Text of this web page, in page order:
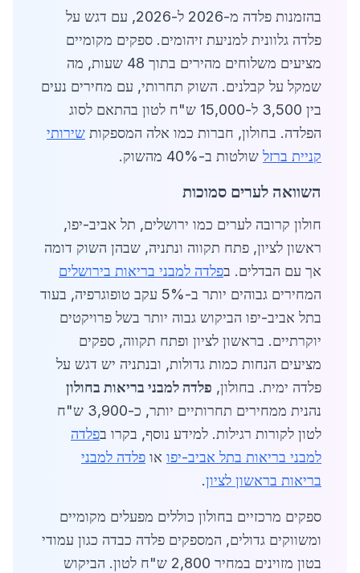
בהזמנות פלדה מ-2026 ל-2026, עם דגש על
פלדה גלוונית למניעת זיהומים. ספקים מקומיים
מציעים משלוחים מהירים בתוך 48 שעות, מה
שמקל על קבלנים. השוק תחרותי, עם מחירים נעים
בין 3,500 ל-15,000 ש"ח לטון בהתאם לסוג
הפלדה. בחולון, חברות כמו אלה המספקות שירותי
קניית ברזל שולטות ב-40% מהשוק.
השוואה לערים סמוכות
חולון קרובה לערים כמו ירושלים, תל אביב-יפו,
ראשון לציון, פתח תקווה ונתניה, שבהן השוק דומה
אך עם הבדלים. בפלדה למבני בריאות בירושלים
המחירים גבוהים יותר ב-5% עקב טופוגרפיה, בעוד
בתל אביב-יפו הביקוש גבוה יותר בשל פרויקטים
יוקרתיים. בראשון לציון ופתח תקווה, ספקים
מציעים הנחות כמות גדולות, ובנתניה יש דגש על
פלדה ימית. בחולון, פלדה למבני בריאות בחולון
נהנית ממחירים תחרותיים יותר, כ-3,900 ש"ח
לטון לקורות רגילות. למידע נוסף, בקרו בפלדה
למבני בריאות בתל אביב-יפו או פלדה למבני
בריאות בראשון לציון.
ספקים מרכזיים בחולון כוללים מפעלים מקומיים
ומשווקים גדולים, המספקים פלדה כבדה כגון עמודי
בטון מזוינים במחיר 2,800 ש"ח לטון. הביקוש